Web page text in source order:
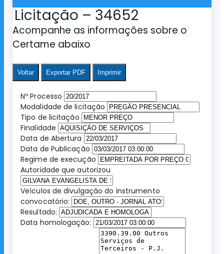
Licitação – 34652
Acompanhe as informações sobre o
Certame abaixo
Voltar Exportar PDF Imprimir
Nº Processo
Modalidade de licitação
Tipo de licitação
Finalidade
Data de Abertura
Data de Publicação
Regime de execução
Autoridade que autorizou
Veículos de divulgação do instrumento
convocatório:
Resultado:
Data homologação: